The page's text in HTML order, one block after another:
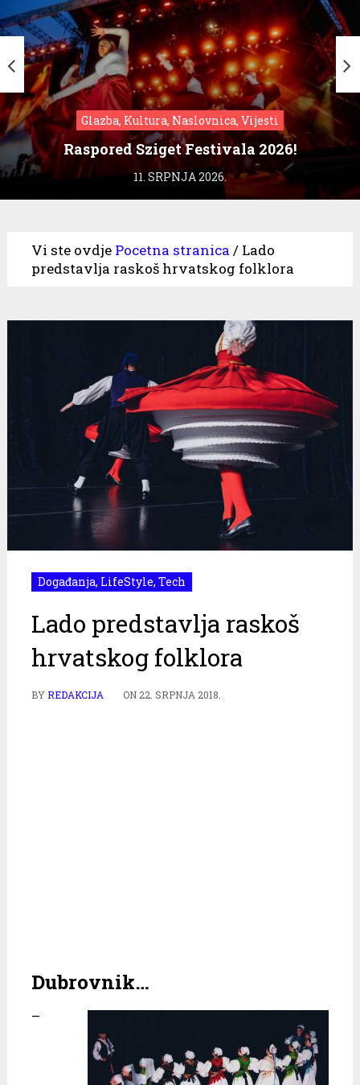
Glazba, Kultura, Naslovnica, Vijesti
Raspored Sziget Festivala 2026!
11. SRPNJA 2026.
Vi ste ovdje Pocetna stranica / Lado
predstavlja raskoš hrvatskog folklora
Događanja, LifeStyle, Tech
Lado predstavlja raskoš
hrvatskog folklora
BYREDAKCIJA ON22. SRPNJA 2018.
Dubrovnik…
–